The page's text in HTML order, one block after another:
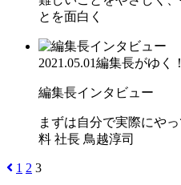
とを面白く
2021.05.01編集長がゆく！
編集長インタビュー
まずは自分で実際にや
料 社長 鳥越淳司
1 2 3